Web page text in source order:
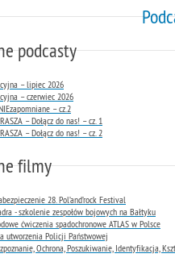
podcasty
– lipiec 2026
– czerwiec 2026
– cz.2
– Dołącz do nas! – cz. 1
– Dołącz do nas! – cz. 2
filmy
28. Pol’and’rock Festival
- szkolenie zespołów bojowych na Bałtyku
ćwiczenia spadochronowe ATLAS w Polsce
utworzenia Policji Państwowej